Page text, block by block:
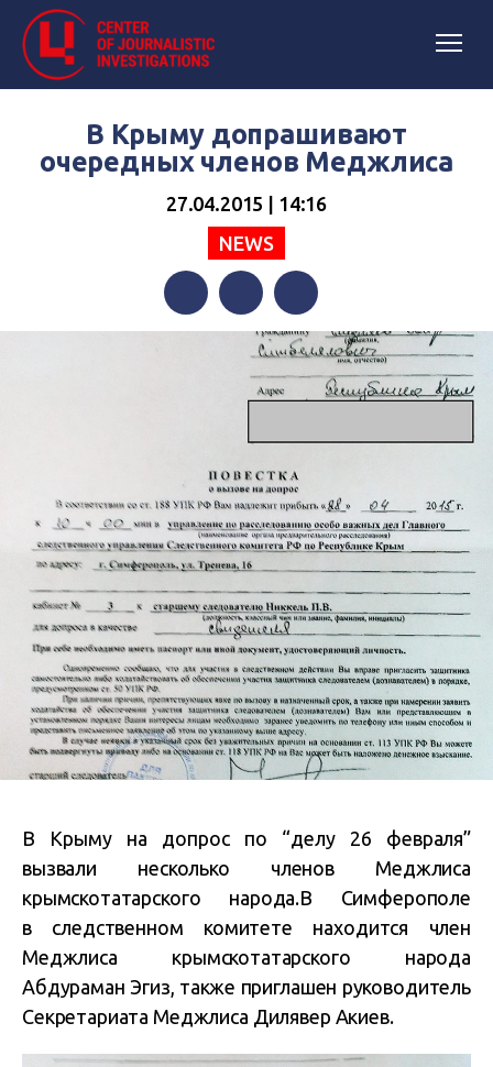
В Крыму допрашивают
очередных членов Меджлиса
27.04.2015 | 14:16
NEWS
FacebookTwitterTelegram
В Крыму на допрос по “делу 26 февраля”
вызвали несколько членов Меджлиса
крымскотатарского народа.В Симферополе
в следственном комитете находится член
Меджлиса крымскотатарского народа
Абдураман Эгиз, также приглашен руководитель
Секретариата Меджлиса Дилявер Акиев.